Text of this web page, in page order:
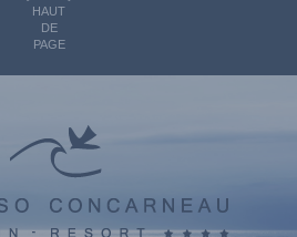
HAUT
DE
PAGE